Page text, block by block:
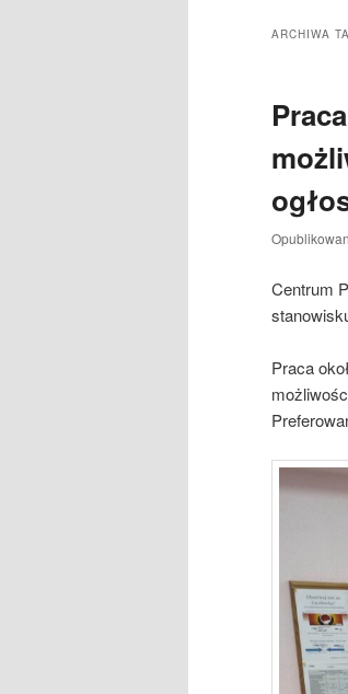
ARCHIWA
Centrum
Praca